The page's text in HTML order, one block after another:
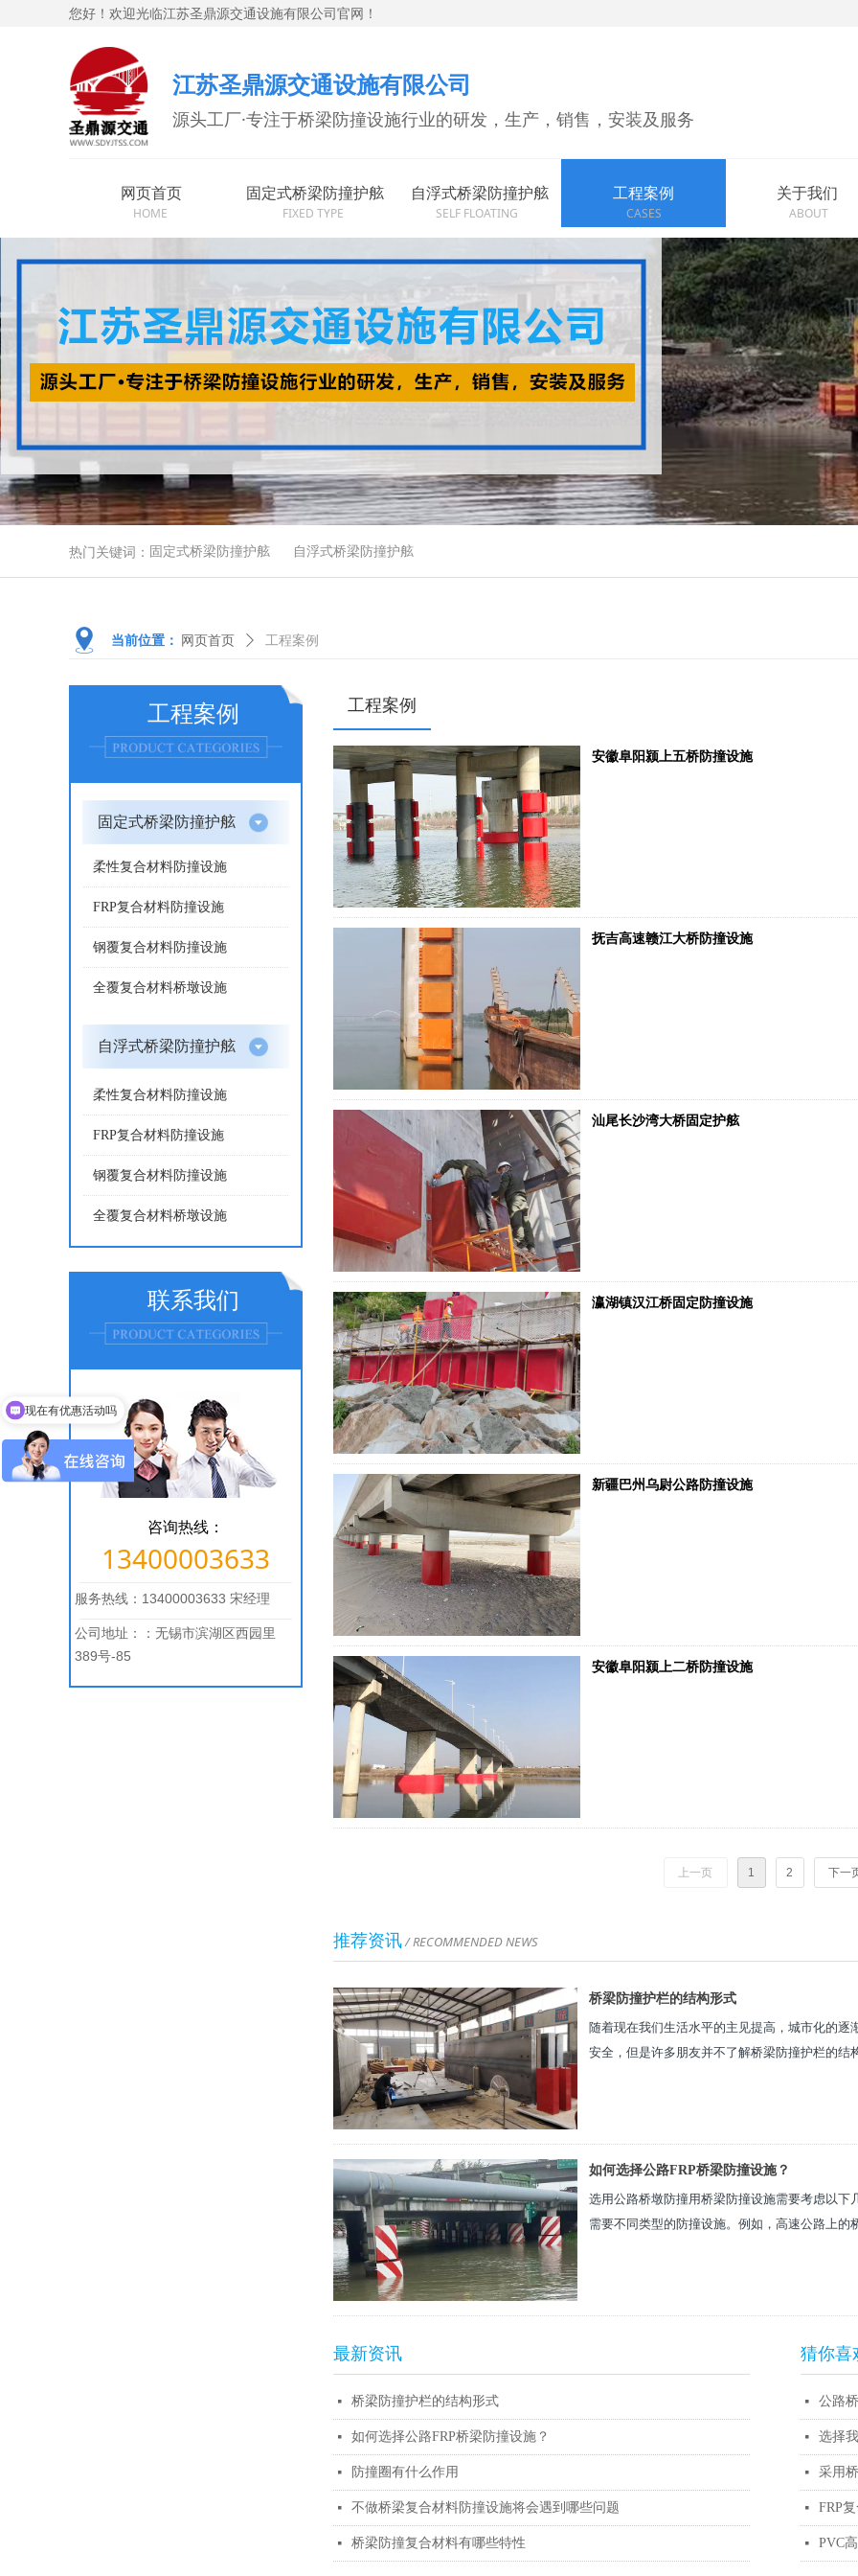
您好！欢迎光临江苏圣鼎源交通设施有限公司官网！
江苏圣鼎源交通设施有限公司
源头工厂·专注于桥梁防撞设施行业的研发，生产，销售，安装及服务
热门关键词： 固定式桥梁防撞护舷 自浮式桥梁防撞护舷
网页首页 固定式桥梁防撞护舷 自浮式桥梁防撞护舷 工程案例 关于我们
HOME
FIXED TYPE SELF FLOATING CASES ABOUT
当前位置： 网页首页 ꄲ 工程案例
安徽阜阳颍上五桥防撞设施
抚吉高速赣江大桥防撞设施
汕尾长沙湾大桥固定护舷
瀛湖镇汉江桥固定防撞设施
新疆巴州乌尉公路防撞设施
安徽阜阳颍上二桥防撞设施
上一页 1 2 下一
工程案例
固定式桥梁防撞护舷
自浮式桥梁防撞护舷
柔性复合材料防撞设施
FRP复合材料防撞设施
钢覆复合材料防撞设施
全覆复合材料桥墩设施
柔性复合材料防撞设施
FRP复合材料防撞设施
钢覆复合材料防撞设施
全覆复合材料桥墩设施
联系我们
服务热线：13400003633 宋经理
公司地址：：无锡市滨湖区西园里
389号-85
咨询热线：
13400003633
工程案例
推荐资讯/ RECOMMENDED NEWS
桥梁防撞护栏的结构形式
随着现在我们生活水平的主见提高，城市化的
安全，但是许多朋友并不了解桥梁防撞护栏的
如何选择公路FRP桥梁防撞设施？
选用公路桥墩防撞用桥梁防撞设施需要考虑以
需要不同类型的防撞设施。例如，高速公路上
最新资讯
넷 桥梁防撞护栏的结构形式
넷 如何选择公路FRP桥梁防撞设施？
넷 防撞圈有什么作用
넷 不做桥梁复合材料防撞设施将会遇到哪些问题
넷 桥梁防撞复合材料有哪些特性
猜你喜
넷 公路
넷 选择
넷 采用
넷 FRP
넷 PVC
可以介绍下你们的产品么